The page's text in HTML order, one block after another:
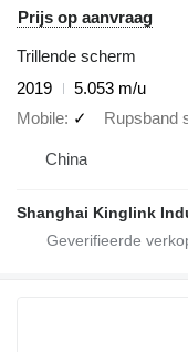
Prijs op aanvraag
Trillende scherm
2019
5.053 m/u
Mobile ✓ Rupsband
China
Shanghai Kinglink